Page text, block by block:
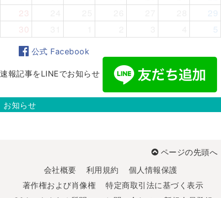
23
29
30
5
公式 Facebook
速報記事をLINEでお知らせ
お知らせ
ページの先頭へ
会社概要
利用規約
個人情報保護
著作権および肖像権
特定商取引法に基づく表示